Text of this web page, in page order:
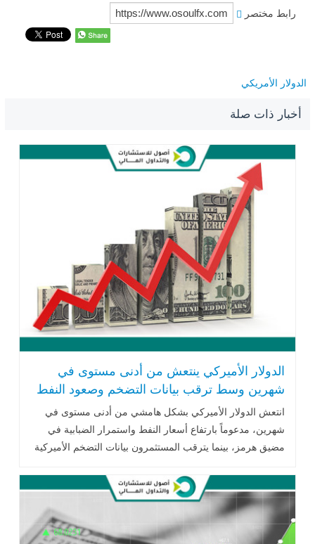
رابط مختصر
الدولار الأمريكي
أخبار ذات صلة
الدولار الأميركي ينتعش من أدنى مستوى في
شهرين وسط ترقب بيانات التضخم وصعود النفط
انتعش الدولار الأميركي بشكل هامشي من أدنى مستوى في
شهرين، مدعوماً بارتفاع أسعار النفط واستمرار الضبابية في
مضيق هرمز، بينما يترقب المستثمرون بيانات التضخم الأميركية